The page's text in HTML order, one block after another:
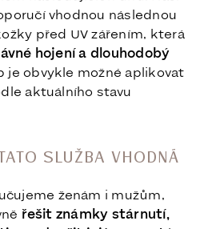
vhodnou následnou
před UV zářením, která
hojení a dlouhodobý
je obvykle možné aplikovat
aktuálního stavu
SLUŽBA VHODNÁ
ženám i mužům,
řešit známky stárnutí,